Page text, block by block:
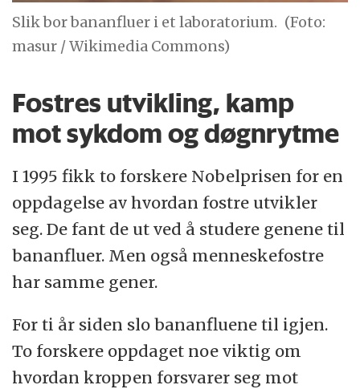
Slik bor bananfluer i et laboratorium. (Foto:
masur / Wikimedia Commons)
Fostres utvikling, kamp
mot sykdom og døgnrytme
I 1995 fikk to forskere Nobelprisen for en
oppdagelse av hvordan fostre utvikler
seg. De fant de ut ved å studere genene til
bananfluer. Men også menneskefostre
har samme gener.
For ti år siden slo bananfluene til igjen.
To forskere oppdaget noe viktig om
hvordan kroppen forsvarer seg mot